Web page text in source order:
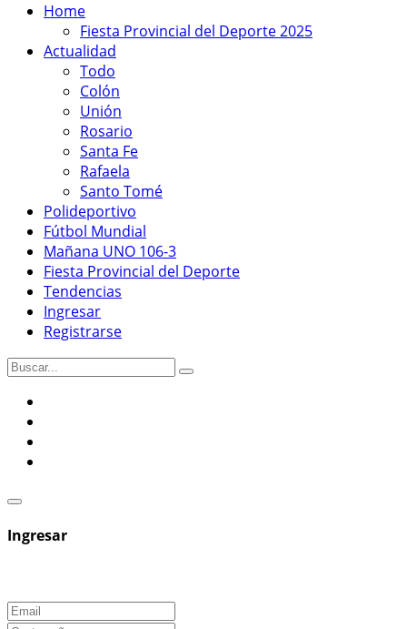
Home
Fiesta Provincial del Deporte 2025
Actualidad
Todo
Colón
Unión
Rosario
Santa Fe
Rafaela
Santo Tomé
Polideportivo
Fútbol Mundial
Mañana UNO 106-3
Fiesta Provincial del Deporte
Tendencias
Ingresar
Registrarse
Ingresar